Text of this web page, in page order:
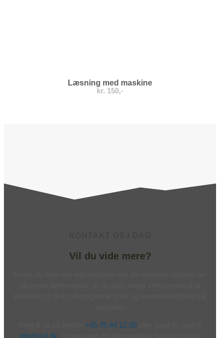
Læsning med maskine
kr. 150,-
Vil du vide mere?
+45 75 44 12 00
info@ovf.dk